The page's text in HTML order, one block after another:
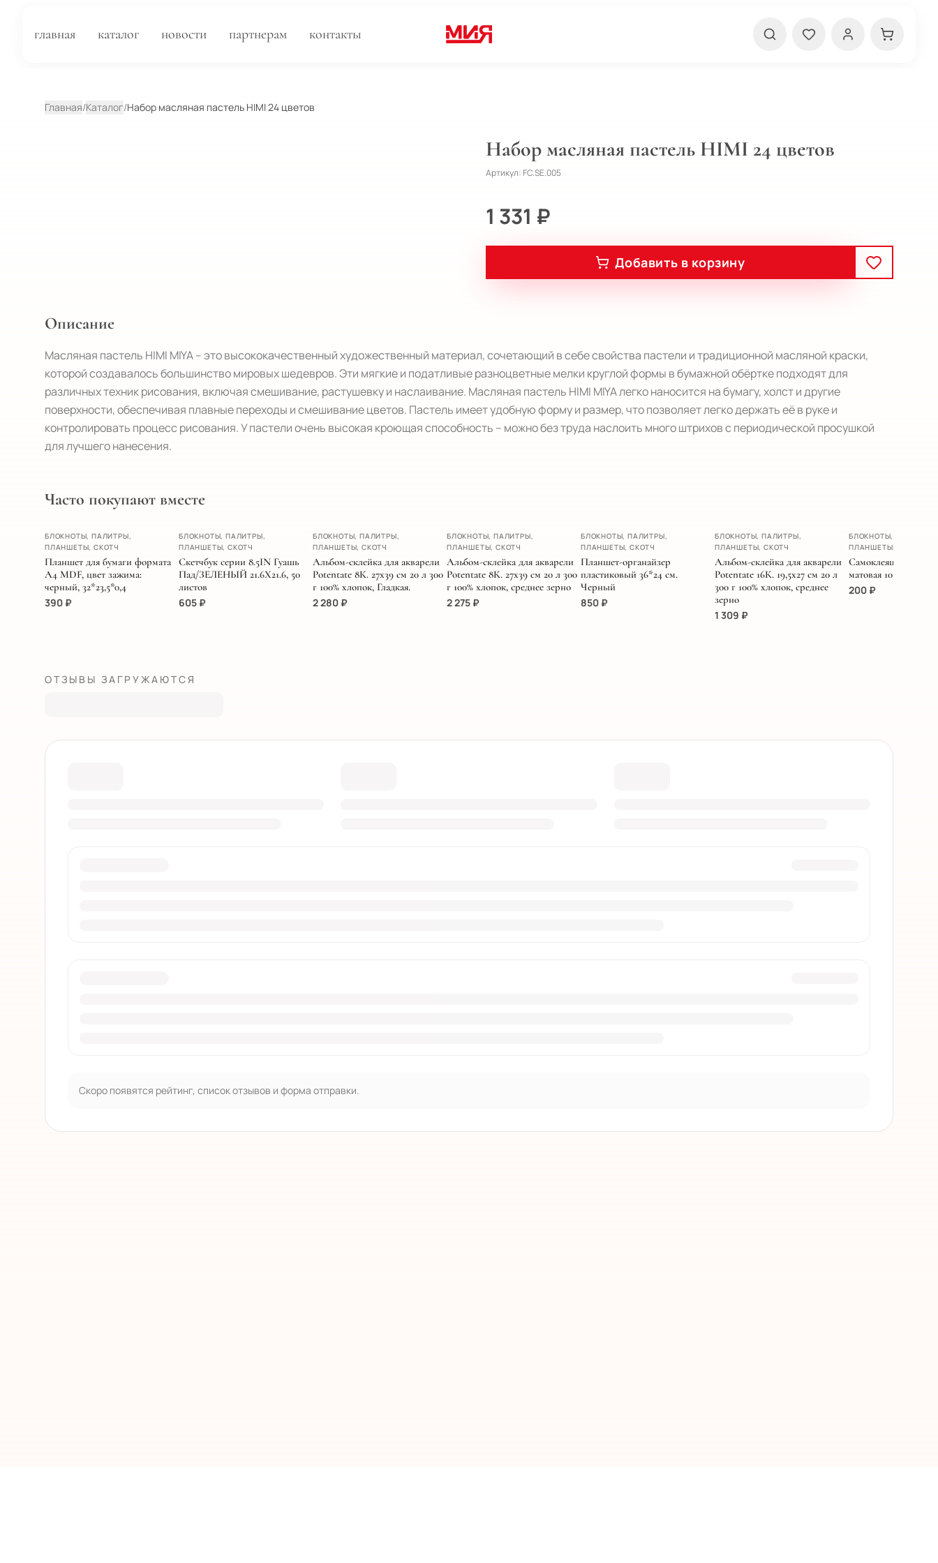
главная каталог новости партнерам контакты
Главная/Каталог/Набор масляная пастель HIMI 24 цветов
Набор масляная пастель HIMI 24 цветов
Артикул: FC.SE.005
1 331 ₽
Добавить в корзину
Описание
Масляная пастель HIMI MIYA – это высококачественный художественный материал, сочетающий в себе свойства пастели и традиционной масляной краски,
которой создавалось большинство мировых шедевров. Эти мягкие и податливые разноцветные мелки круглой формы в бумажной обёртке подходят для
различных техник рисования, включая смешивание, растушевку и наслаивание. Масляная пастель HIMI MIYA легко наносится на бумагу, холст и другие
поверхности, обеспечивая плавные переходы и смешивание цветов. Пастель имеет удобную форму и размер, что позволяет легко держать её в руке и
контролировать процесс рисования. У пастели очень высокая кроющая способность – можно без труда наслоить много штрихов с периодической просушкой
для лучшего нанесения.
Часто покупают вместе
НОВИНКА
БЛОКНОТЫ, ПАЛИТРЫ,
ПЛАНШЕТЫ, СКОТЧ
Планшет для бумаги формата
А4 MDF, цвет зажима:
черный, 32*23,5*0,4
390 ₽
БЛОКНОТЫ, ПАЛИТРЫ,
ПЛАНШЕТЫ, СКОТЧ
Скетчбук серии 8.5IN Гуашь
Пад/ЗЕЛЕНЫЙ 21.6Х21.6, 50
листов
605 ₽
БЛОКНОТЫ, ПАЛИТРЫ,
ПЛАНШЕТЫ, СКОТЧ
Альбом-склейка для акварели
Potentate 8К. 27х39 см 20 л 300
г 100% хлопок, Гладкая.
2 280 ₽
БЛОКНОТЫ, ПАЛИТРЫ,
ПЛАНШЕТЫ, СКОТЧ
Альбом-склейка для акварели
Potentate 8К. 27х39 см 20 л 300
г 100% хлопок, среднее зерно
2 275 ₽
БЛОКНОТЫ, ПАЛИТРЫ,
ПЛАНШЕТЫ, СКОТЧ
Планшет-органайзер
пластиковый 36*24 см.
Черный
850 ₽
БЛОКНОТЫ, ПАЛИТРЫ,
ПЛАНШЕТЫ, СКОТЧ
Альбом-склейка для акварели
Potentate 16К. 19,5х27 см 20 л
300 г 100% хлопок, среднее
зерно
1 309 ₽
БЛОКНОТЫ, ПАЛИТРЫ,
ПЛАНШЕТЫ, СКОТЧ
Самоклеящаяся
матовая 10 листов
200 ₽
ОТЗЫВЫ ЗАГРУЖАЮТСЯ
Скоро появятся рейтинг, список отзывов и форма отправки.